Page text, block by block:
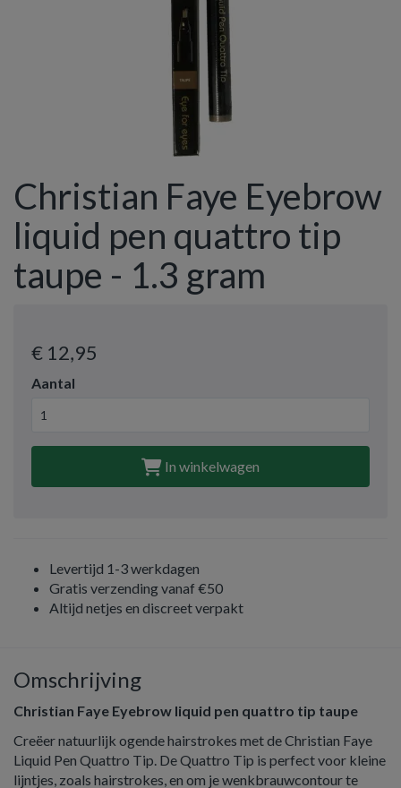
Christian Faye Eyebrow
liquid pen quattro tip
taupe - 1.3 gram
€ 12,95
Aantal
In winkelwagen
Levertijd 1-3 werkdagen
Gratis verzending vanaf €50
Altijd netjes en discreet verpakt
Omschrijving
Christian Faye Eyebrow liquid pen quattro tip taupe
Creëer natuurlijk ogende hairstrokes met de Christian Faye
Liquid Pen Quattro Tip. De Quattro Tip is perfect voor kleine
lijntjes, zoals hairstrokes, en om je wenkbrauwcontour te